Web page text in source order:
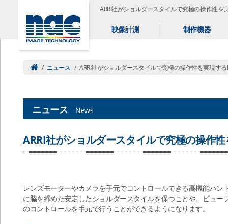
ARRI社がショルダースタイルで究極の操作性
映像計測 制作機器
/ ニュース / ARRI社がショルダースタイルで究極の操作性を実現す
ニュース News
ARRI社がショルダースタイルで究極の操作
レンズモーターやカメラを手元でコントロールできる高機能ハ
に脇を締めた安定したショルダースタイルを保つことや、ビュ
のコントロールを手元で行うことができるようになります。